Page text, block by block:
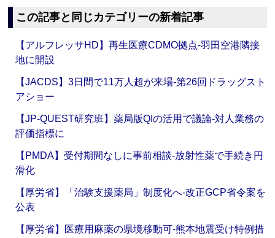
この記事と同じカテゴリーの新着記事
【アルフレッサHD】再生医療CDMO拠点‐羽田空港隣接
地に開設
【JACDS】3日間で11万人超が来場‐第26回ドラッグスト
アショー
【JP-QUEST研究班】薬局版QIの活用で議論‐対人業務の
評価指標に
【PMDA】受付期間なしに事前相談‐放射性薬で手続き円
滑化
【厚労省】「治験支援薬局」制度化へ‐改正GCP省令案を
公表
【厚労省】医療用麻薬の県境移動可‐熊本地震受け特例措